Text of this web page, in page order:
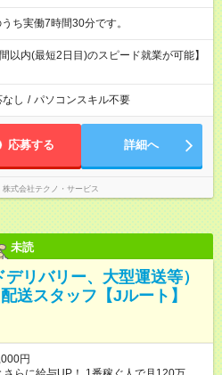
※表記のうち実働7時間30分です。
以内(最短2日目)のスピード就業が可能】
し / パソコンスキル不要
応募する 詳細へ
株式会社テクノ・サービス
未読
リバリー、大型運送等）
送スタッフ【Jルート】
円